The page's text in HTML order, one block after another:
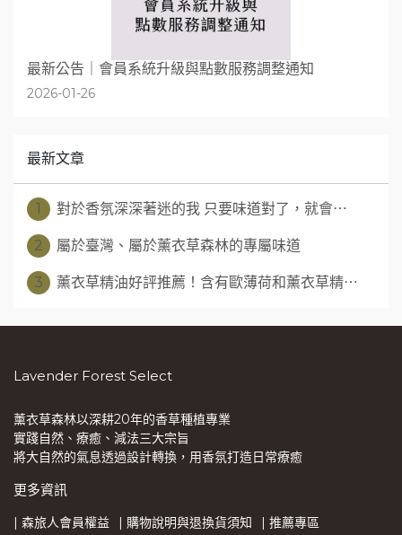
最新公告｜會員系統升級與點數服務調整通知
2026-01-26
最新文章
1 對於香氛深深著迷的我 只要味道對了，就會⋯
2 屬於臺灣、屬於薰衣草森林的專屬味道
3 薰衣草精油好評推薦！含有歐薄荷和薰衣草精⋯
Lavender Forest Select
薰衣草森林以深耕20年的香草種植專業
實踐自然、療癒、減法三大宗旨
將大自然的氣息透過設計轉換，用香氛打造日常療癒
更多資訊
| 森旅人會員權益 | 購物說明與退換貨須知
| 推薦專區